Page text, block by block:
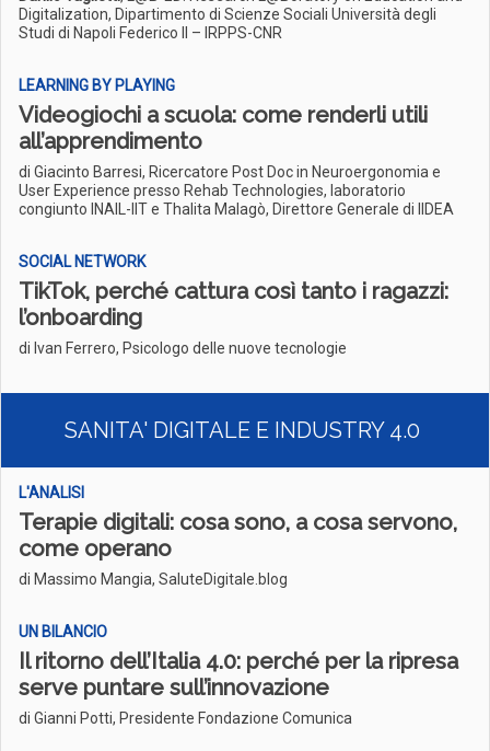
Digitalization, Dipartimento di Scienze Sociali Università degli
Studi di Napoli Federico II – IRPPS-CNR
LEARNING BY PLAYING
Videogiochi a scuola: come renderli utili
all’apprendimento
di Giacinto Barresi, Ricercatore Post Doc in Neuroergonomia e
User Experience presso Rehab Technologies, laboratorio
congiunto INAIL-IIT e Thalita Malagò, Direttore Generale di IIDEA
SOCIAL NETWORK
TikTok, perché cattura così tanto i ragazzi:
l’onboarding
di Ivan Ferrero, Psicologo delle nuove tecnologie
SANITA' DIGITALE E INDUSTRY 4.0
L'ANALISI
Terapie digitali: cosa sono, a cosa servono,
come operano
di Massimo Mangia, SaluteDigitale.blog
UN BILANCIO
Il ritorno dell’Italia 4.0: perché per la ripresa
serve puntare sull’innovazione
di Gianni Potti, Presidente Fondazione Comunica